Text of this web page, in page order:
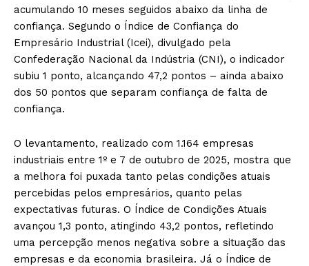
acumulando 10 meses seguidos abaixo da linha de
confiança. Segundo o Índice de Confiança do
Empresário Industrial (Icei), divulgado pela
Confederação Nacional da Indústria (CNI), o indicador
subiu 1 ponto, alcançando 47,2 pontos – ainda abaixo
dos 50 pontos que separam confiança de falta de
confiança.
O levantamento, realizado com 1.164 empresas
industriais entre 1º e 7 de outubro de 2025, mostra que
a melhora foi puxada tanto pelas condições atuais
percebidas pelos empresários, quanto pelas
expectativas futuras. O Índice de Condições Atuais
avançou 1,3 ponto, atingindo 43,2 pontos, refletindo
uma percepção menos negativa sobre a situação das
empresas e da economia brasileira. Já o Índice de